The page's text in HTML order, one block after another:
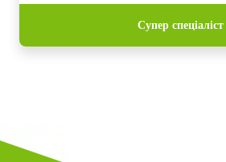
Супер спеціаліст